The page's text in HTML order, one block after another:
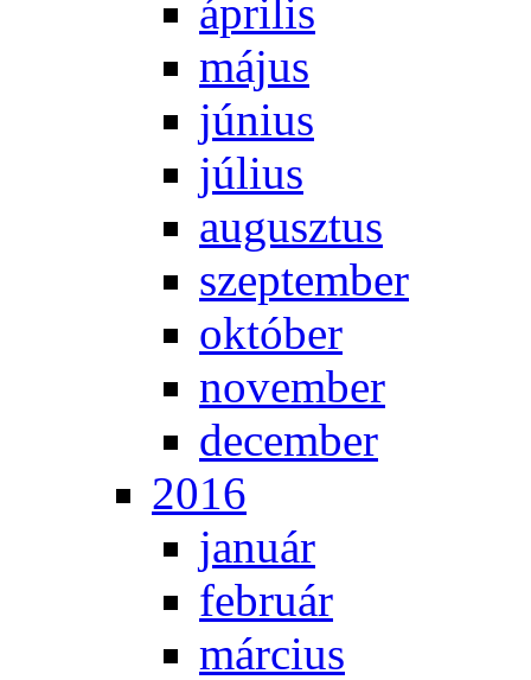
áp­ri­lis
má­jus
jú­ni­us
jú­li­us
au­gusz­tus
szep­tem­ber
ok­tó­ber
no­vem­ber
de­cem­ber
2016
ja­nu­ár
feb­ru­ár
már­ci­us